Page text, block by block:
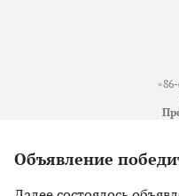
Объявление